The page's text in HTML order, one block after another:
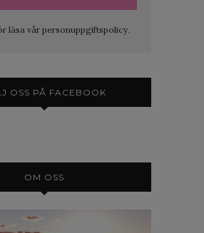
läsa vår personuppgiftspolicy.
OSS PÅ FACEBOOK
OM OSS